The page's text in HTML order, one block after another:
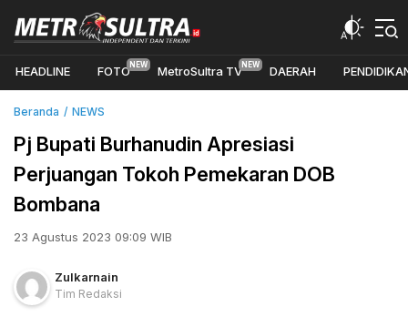
HEADLINE FOTO MetroSultra TV DAERAH
Beranda NEWS
Pj Bupati Burhanudin Apresiasi
Perjuangan Tokoh Pemekaran DOB
Bombana
23 Agustus 2023 09:09 WIB
Zulkarnain
Tim Redaksi